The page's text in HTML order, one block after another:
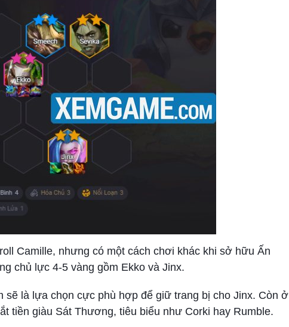
Camille, nhưng có một cách chơi khác khi sở hữu Ấn
chủ lực 4-5 vàng gồm Ekko và Jinx.
là lựa chọn cực phù hợp để giữ trang bị cho Jinx. Còn ở
tiền giàu Sát Thương, tiêu biểu như Corki hay Rumble.